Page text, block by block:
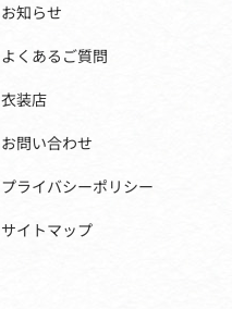
お知らせ
よくあるご質問
衣装店
お問い合わせ
プライバシーポリシー
サイトマップ